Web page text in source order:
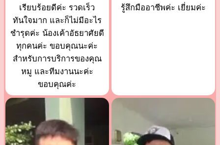
เรียบร้อยดีค่ะ รวดเร็ว
ทันใจมาก และก็ไม่มีอะไร
ชำรุดค่ะ น้องเค้าอัธยาศัยดี
ทุกคนค่ะ ขอบคุณนะค่ะ
สำหรับการบริการของคุณ
หมู และทีมงานนะค่ะ
ขอบคุณค่ะ
รู้สึกมืออาชีพค่ะ เยี่ยมค่ะ